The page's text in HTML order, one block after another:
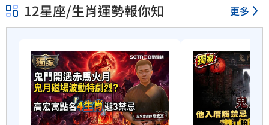
12星座/生肖運勢報你知 更多